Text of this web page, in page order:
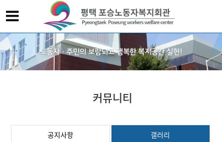
커뮤니티
공지사항 갤러리